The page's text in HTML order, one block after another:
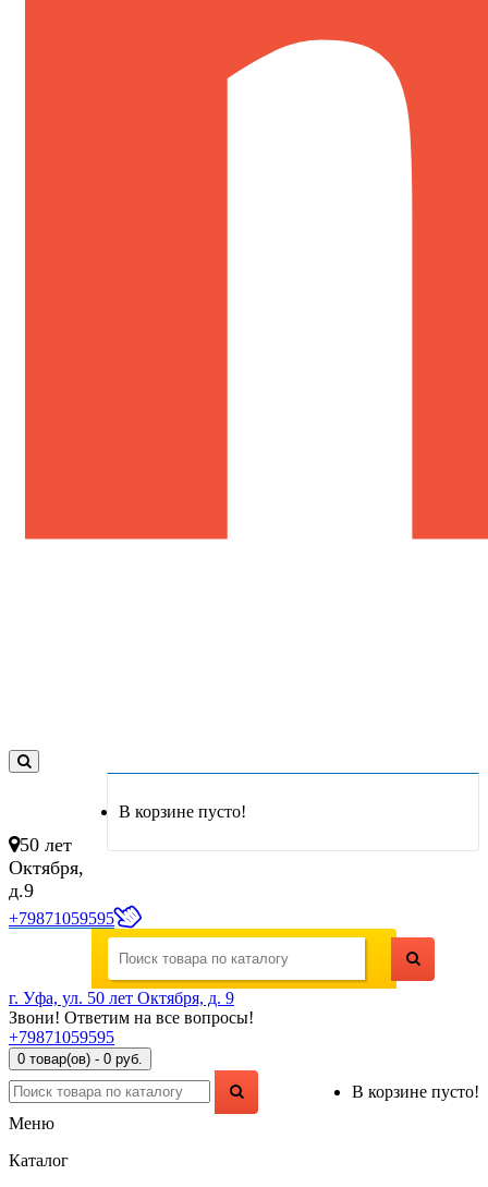
В корзине пусто!
50 лет
Октября,
д.9
+79871059595
г. Уфа, ул. 50 лет Октября, д. 9
Звони! Ответим на все вопросы!
+79871059595
0 товар(ов) - 0 руб.
В корзине пусто!
Меню
Каталог